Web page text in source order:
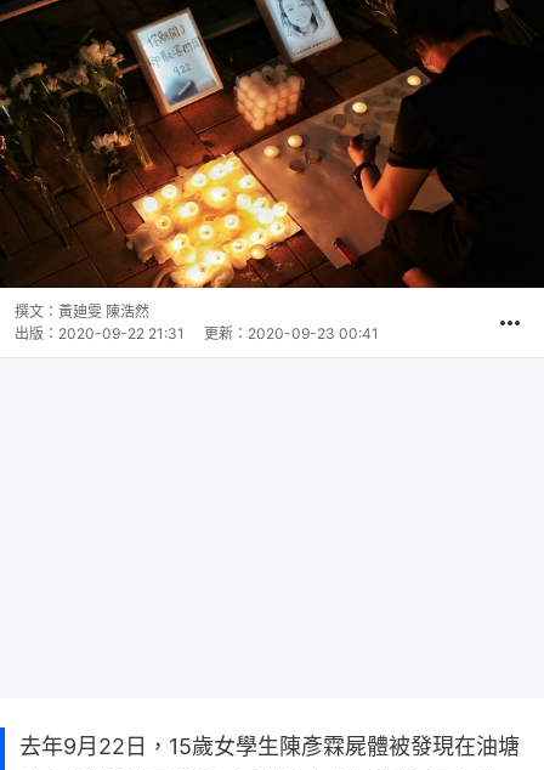
撰文： 黃廸雯 陳浩然
出版： 2020-09-22 21:31 更新： 2020-09-23 00:41
去年9月22日，15歲女學生陳彥霖屍體被發現在油塘